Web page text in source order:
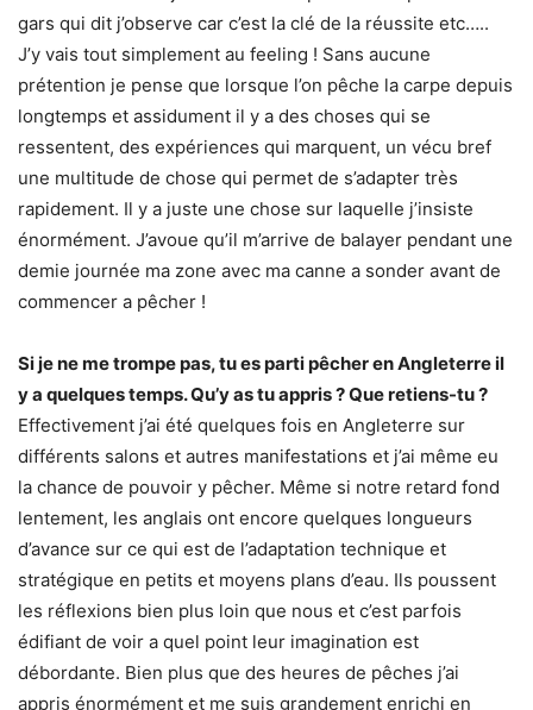
gars qui dit j’observe car c’est la clé de la réussite etc…..
J’y vais tout simplement au feeling ! Sans aucune
prétention je pense que lorsque l’on pêche la carpe depuis
longtemps et assidument il y a des choses qui se
ressentent, des expériences qui marquent, un vécu bref
une multitude de chose qui permet de s’adapter très
rapidement. Il y a juste une chose sur laquelle j’insiste
énormément. J’avoue qu’il m’arrive de balayer pendant une
demie journée ma zone avec ma canne a sonder avant de
commencer a pêcher !
Si je ne me trompe pas, tu es parti pêcher en Angleterre il
y a quelques temps. Qu’y as tu appris ? Que retiens-tu ?
Effectivement j’ai été quelques fois en Angleterre sur
différents salons et autres manifestations et j’ai même eu
la chance de pouvoir y pêcher. Même si notre retard fond
lentement, les anglais ont encore quelques longueurs
d’avance sur ce qui est de l’adaptation technique et
stratégique en petits et moyens plans d’eau. Ils poussent
les réflexions bien plus loin que nous et c’est parfois
édifiant de voir a quel point leur imagination est
débordante. Bien plus que des heures de pêches j’ai
appris énormément et me suis grandement enrichi en